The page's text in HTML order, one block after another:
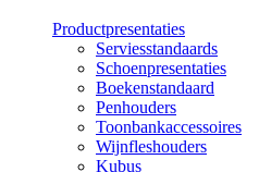
Productpresentaties
Serviesstandaards
Schoenpresentaties
Boekenstandaard
Penhouders
Toonbankaccessoires
Wijnfleshouders
Kubus